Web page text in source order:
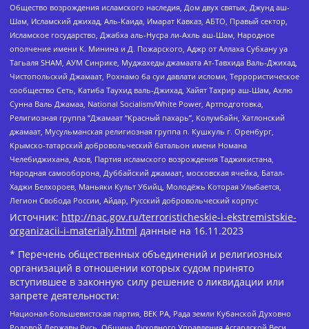
Общество возрождения исламского наследия, Дом двух святых, Джунд аш-
Шам, Исламский джихад, Аль-Каида, Имарат Кавказ, АБТО, Правый сектор,
Исламское государство, Джабха аль-Нусра ли-Ахль аш-Шам, Народное
ополчение имени К. Минина и Д. Пожарского, Аджр от Аллаха Субхану уа
Тагьаля SHAM, АУМ Синрике, Муджахеды джамаата Ат-Тавхида Валь-Джихад,
Чистопольский Джамаат, Рохнамо ба суи давлати исломи, Террористическое
сообщество Сеть, Катиба Таухид валь-Джихад, Хайят Тахрир аш-Шам, Ахлю
Сунна Валь Джамаа, National Socialism/White Power, Артподготовка,
Религиозная группа “Джамаат “Красный пахарь”, Колумбайн, Хатлонский
джамаат, Мусульманская религиозная группа п. Кушкуль г. Оренбург,
Крымско-татарский добровольческий батальон имени Номана
Челебиджихана, Азов, Партия исламского возрождения Таджикистана,
Народная самооборона, Дуббайский джамаат, московская ячейка, Батал-
Хаджи Белхороев, Маньяки Культ Убийц, Молодёжь Которая Улыбается,
Легион Свобода России, Айдар, Русский добровольческий корпус
Источник: http://nac.gov.ru/terroristicheskie-i-ekstremistskie-
organizacii-i-materialy.html данные на 16.11.2023
* Перечень общественных объединений и религиозных
организаций в отношении которых судом принято
вступившее в законную силу решение о ликвидации или
запрете деятельности:
Национал-большевистская партия, ВЕК РА, Рада земли Кубанской Духовно